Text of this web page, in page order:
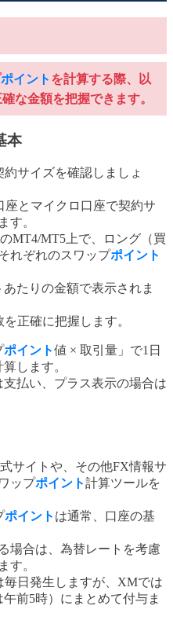
ポイント を計算する際、以
な金額を把握できます。
本
約サイズを確認しましょ
とマイクロ口座で契約サ
す。
MT4/MT5上で、ロング（買
れぞれのスワップポイント
あたりの金額で表示されま
正確に把握します。
ポイント値 × 取引量」で1日
算します。
払い、プラス表示の場合は
サイトや、その他FX情報サ
ップポイント計算ツールを
ポイント は通常、口座の基
場合は、為替レートを考慮
す。
毎日発生しますが、XMでは
前5時）にまとめて付与ま